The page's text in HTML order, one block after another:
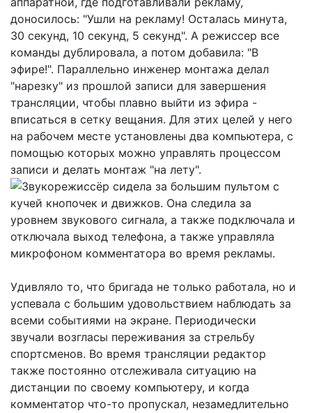
доносилось: "Ушли на рекламу! Осталась минута,
30 секунд, 10 секунд, 5 секунд". А режиссер все
команды дублировала, а потом добавила: "В
эфире!". Параллельно инженер монтажа делал
"нарезку" из прошлой записи для завершения
трансляции, чтобы плавно выйти из эфира -
вписаться в сетку вещания. Для этих целей у него
на рабочем месте установлены два компьютера, с
помощью которых можно управлять процессом
записи и делать монтаж "на лету".
Звукорежиссёр сидела за большим пультом с
кучей кнопочек и движков. Она следила за
уровнем звукового сигнала, а также подключала и
отключала выход телефона, а также управляла
микрофоном комментатора во время рекламы.
Удивляло то, что бригада не только работала, но и
успевала с большим удовольствием наблюдать за
всеми событиями на экране. Периодически
звучали возгласы переживания за стрельбу
спортсменов. Во время трансляции редактор
также постоянно отслеживала ситуацию на
дистанции по своему компьютеру, и когда
комментатор что-то пропускал, незамедлительно